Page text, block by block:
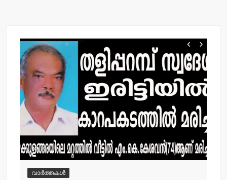
വാർത്തകൾ